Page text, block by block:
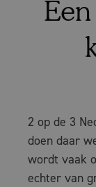
2 op de 3
doen daar
wordt vaak
echter van